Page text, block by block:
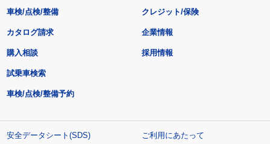
車検/点検/整備 クレジット/保険
カタログ請求
購入相談
試乗車検索
車検/点検/整備予約
企業情報
採用情報
安全データシート(SDS)
ご利用にあたって